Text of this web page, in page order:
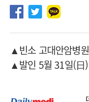
▲ 빈소 고대안암병
▲발인 5월 31일(日